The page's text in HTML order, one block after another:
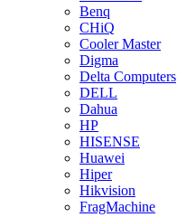
Benq
CHiQ
Cooler Master
Digma
Delta Computers
DELL
Dahua
HP
HISENSE
Huawei
Hiper
Hikvision
FragMachine